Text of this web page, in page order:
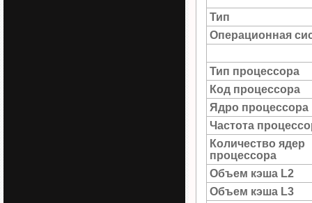
Тип
Операционная
Тип процессора
Код процессора
Ядро процессора
Частота
Количество ядер
процессора
Объем кэша L2
Объем кэша L3